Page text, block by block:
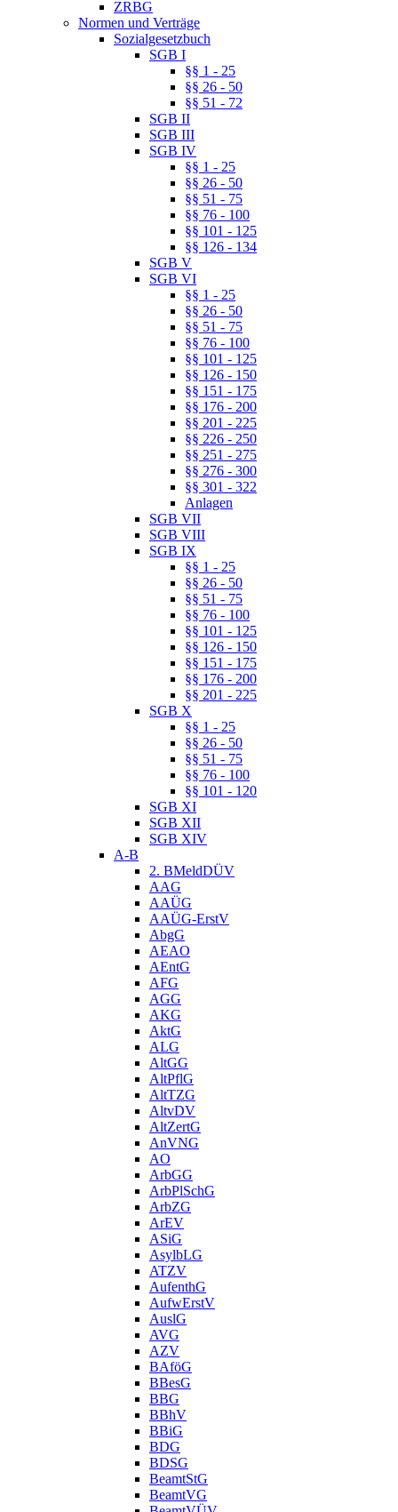
ZRBG
Normen und Verträge
Sozialgesetzbuch
SGB I
§§ 1 - 25
§§ 26 - 50
§§ 51 - 72
SGB II
SGB III
SGB IV
§§ 1 - 25
§§ 26 - 50
§§ 51 - 75
§§ 76 - 100
§§ 101 - 125
§§ 126 - 134
SGB V
SGB VI
§§ 1 - 25
§§ 26 - 50
§§ 51 - 75
§§ 76 - 100
§§ 101 - 125
§§ 126 - 150
§§ 151 - 175
§§ 176 - 200
§§ 201 - 225
§§ 226 - 250
§§ 251 - 275
§§ 276 - 300
§§ 301 - 322
Anlagen
SGB VII
SGB VIII
SGB IX
§§ 1 - 25
§§ 26 - 50
§§ 51 - 75
§§ 76 - 100
§§ 101 - 125
§§ 126 - 150
§§ 151 - 175
§§ 176 - 200
§§ 201 - 225
SGB X
§§ 1 - 25
§§ 26 - 50
§§ 51 - 75
§§ 76 - 100
§§ 101 - 120
SGB XI
SGB XII
SGB XIV
A-B
2. BMeldDÜV
AAG
AAÜG
AAÜG-ErstV
AbgG
AEAO
AEntG
AFG
AGG
AKG
AktG
ALG
AltGG
AltPflG
AltTZG
AltvDV
AltZertG
AnVNG
AO
ArbGG
ArbPlSchG
ArbZG
ArEV
ASiG
AsylbLG
ATZV
AufenthG
AufwErstV
AuslG
AVG
AZV
BAföG
BBesG
BBG
BBhV
BBiG
BDG
BDSG
BeamtStG
BeamtVG